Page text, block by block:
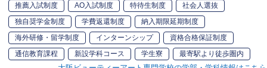
推薦入試制度 AO入試制度 特待生制度
社会人選抜
独自奨学金制度
学費返還制度
納入期限延期制度
海外研修・留学制度
インターンシップ
資格合格保証制度
通信教育課程
新設学科コース 学生寮 最寄駅より徒歩圏内